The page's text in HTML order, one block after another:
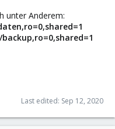
unter Anderem:
Last edited: Sep 12, 2020